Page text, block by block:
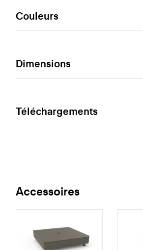
Couleurs
Dimensions
Téléchargements
Accessoires